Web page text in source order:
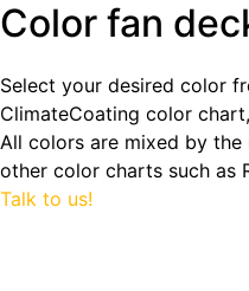
Color fan
Select your desired color
ClimateCoating color
All colors are mixed by
other color charts such as
Talk to us!